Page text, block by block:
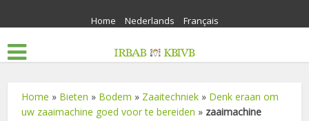
Home Nederlands Français
Home » Bieten » Bodem » Zaaitechniek » Denk eraan om
uw zaaimachine goed voor te bereiden » zaaimachine